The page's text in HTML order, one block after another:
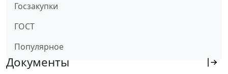
Госзакупки
ГОСТ
Популярное
Документы